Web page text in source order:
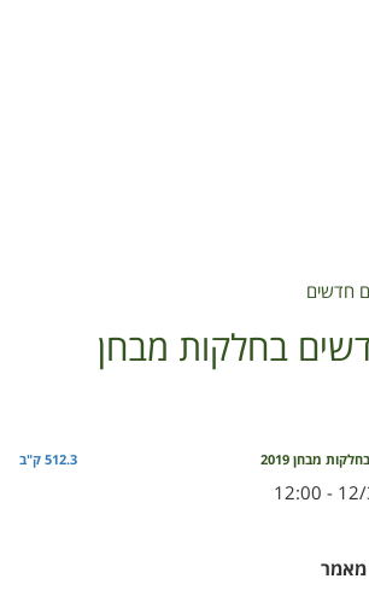
חדשים
בחלקות מבחן
מבחן 2019 512.3 ק"ב
מאמר